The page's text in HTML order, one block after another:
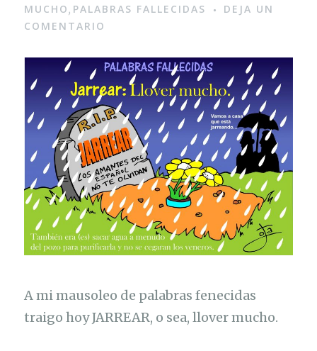
MUCHO, PALABRAS FALLECIDAS
DEJA UN
COMENTARIO
A mi mausoleo de palabras fenecidas
traigo hoy JARREAR, o sea, llover mucho.